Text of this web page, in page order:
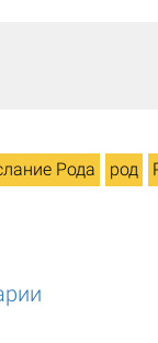
Рода род